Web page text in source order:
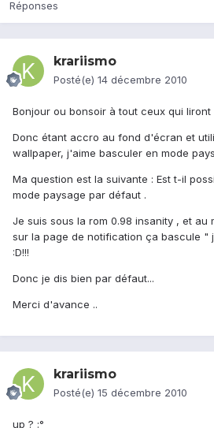
Réponses
krariismo
Posté(e) 14 décembre 2010
Bonjour ou bonsoir à tout ceux qui liront
Donc étant accro au fond d'écran et
wallpaper, j'aime basculer en mode
Ma question est la suivante : Est t-il
mode paysage par défaut .
Je suis sous la rom 0.98 insanity , et au
sur la page de notification ça bascule "
:D!!!
Donc je dis bien par défaut...
Merci d'avance ..
krariismo
Posté(e) 15 décembre 2010
up ? :°